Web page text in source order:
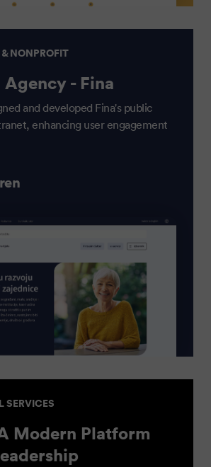
NONPROFIT
- Fina
and developed Fina's public
enhancing user engagement
SERVICES
Modern Platform